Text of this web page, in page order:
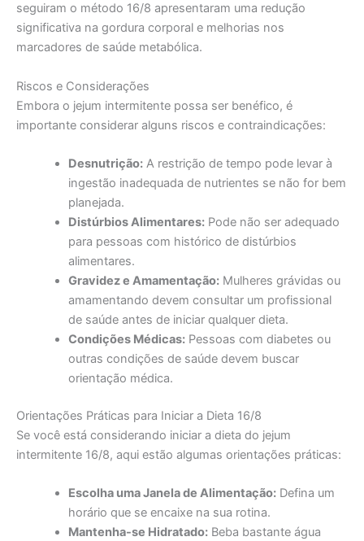
seguiram o método 16/8 apresentaram uma redução
significativa na gordura corporal e melhorias nos
marcadores de saúde metabólica.
Riscos e Considerações
Embora o jejum intermitente possa ser benéfico, é
importante considerar alguns riscos e contraindicações:
Desnutrição:A restrição de tempo pode levar à
ingestão inadequada de nutrientes se não for bem
planejada.
Distúrbios Alimentares:Pode não ser adequado
para pessoas com histórico de distúrbios
alimentares.
Gravidez e Amamentação:Mulheres grávidas ou
amamentando devem consultar um profissional
de saúde antes de iniciar qualquer dieta.
Condições Médicas:Pessoas com diabetes ou
outras condições de saúde devem buscar
orientação médica.
Orientações Práticas para Iniciar a Dieta 16/8
Se você está considerando iniciar a dieta do jejum
intermitente 16/8, aqui estão algumas orientações práticas:
Escolha uma Janela de Alimentação:Defina um
horário que se encaixe na sua rotina.
Mantenha-se Hidratado:Beba bastante água